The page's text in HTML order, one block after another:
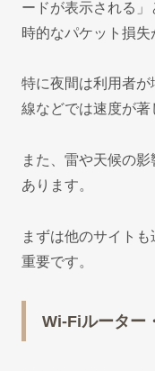
ードが表示される
時的なパケット損失
特に夜間は利用者が
線などでは速度が著
また、雷や天候の
あります。
まずは他のサイト
重要です。
Wi-Fiルーター